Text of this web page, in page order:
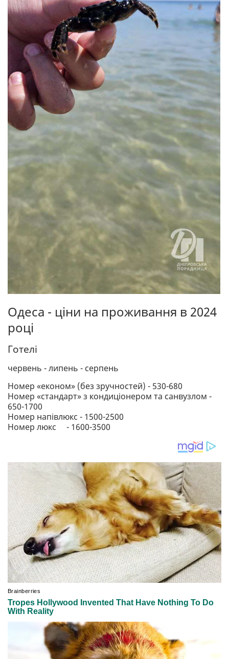
Одеса - ціни на проживання в 2024
році
Готелі
червень - липень - серпень
Номер «економ» (без зручностей) - 530-680
Номер «стандарт» з кондиціонером та санвузлом -
650-1700
Номер напівлюкс - 1500-2500
Номер люкс - 1600-3500